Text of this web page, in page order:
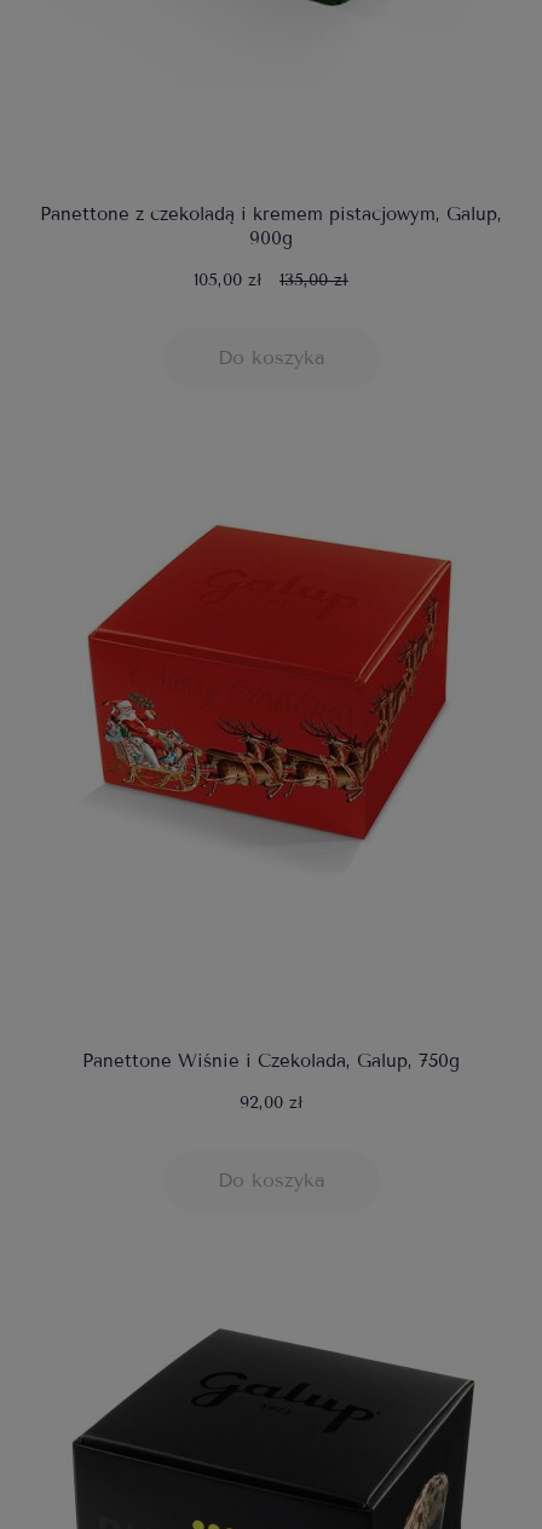
Panettone z czekoladą i kremem pistacjowym, Galup,
900g
105,00 zł 135,00 zł
Do koszyka
Panettone Wiśnie i Czekolada, Galup, 750g
92,00 zł
Do koszyka